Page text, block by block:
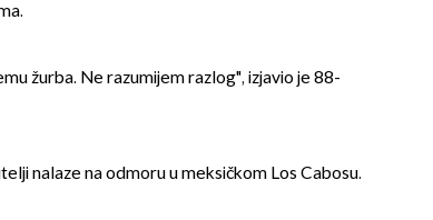
žurba. Ne razumijem razlog", izjavio je 88-
nalaze na odmoru u meksičkom Los Cabosu.